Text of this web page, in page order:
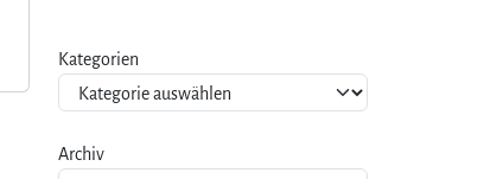
Kategorien
Archiv